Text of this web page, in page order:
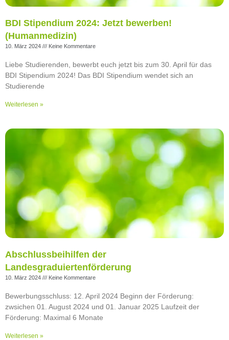
BDI Stipendium 2024: Jetzt bewerben!
(Humanmedizin)
10. März 2024 Keine Kommentare
Liebe Studierenden, bewerbt euch jetzt bis zum 30. April für das
BDI Stipendium 2024! Das BDI Stipendium wendet sich an
Studierende
Weiterlesen »
Abschlussbeihilfen der
Landesgraduiertenförderung
10. März 2024 Keine Kommentare
Bewerbungsschluss: 12. April 2024 Beginn der Förderung:
zwsichen 01. August 2024 und 01. Januar 2025 Laufzeit der
Förderung: Maximal 6 Monate
Weiterlesen »